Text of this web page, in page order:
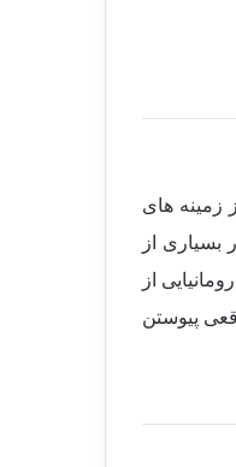
زمینه های
بسیاری از
از
پیوستن